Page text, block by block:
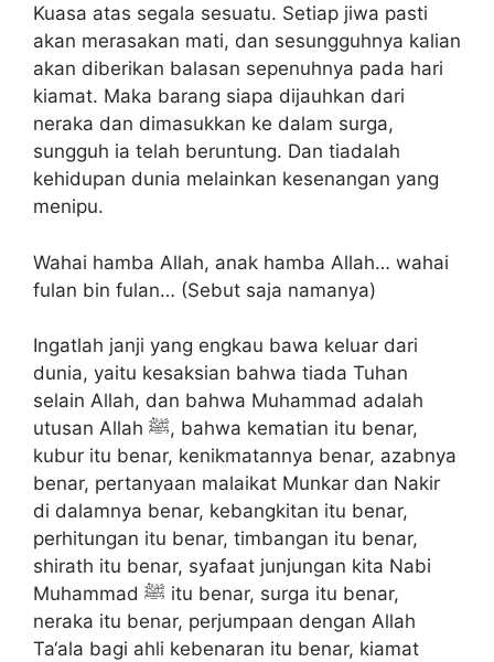
Kuasa atas segala sesuatu. Setiap jiwa pasti
akan merasakan mati, dan sesungguhnya kalian
akan diberikan balasan sepenuhnya pada hari
kiamat. Maka barang siapa dijauhkan dari
neraka dan dimasukkan ke dalam surga,
sungguh ia telah beruntung. Dan tiadalah
kehidupan dunia melainkan kesenangan yang
menipu.
Wahai hamba Allah, anak hamba Allah… wahai
fulan bin fulan… (Sebut saja namanya)
Ingatlah janji yang engkau bawa keluar dari
dunia, yaitu kesaksian bahwa tiada Tuhan
selain Allah, dan bahwa Muhammad adalah
utusan Allah ﷺ, bahwa kematian itu benar,
kubur itu benar, kenikmatannya benar, azabnya
benar, pertanyaan malaikat Munkar dan Nakir
di dalamnya benar, kebangkitan itu benar,
perhitungan itu benar, timbangan itu benar,
shirath itu benar, syafaat junjungan kita Nabi
Muhammad ﷺ itu benar, surga itu benar,
neraka itu benar, perjumpaan dengan Allah
Ta‘ala bagi ahli kebenaran itu benar, kiamat